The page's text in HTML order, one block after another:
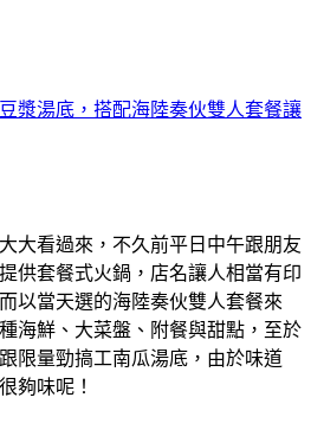
漿湯底，搭配海陸奏伙雙人套餐讓
大看過來，不久前平日中午跟朋友
供套餐式火鍋，店名讓人相當有印
以當天選的海陸奏伙雙人套餐來
海鮮、大菜盤、附餐與甜點，至於
限量勁搞工南瓜湯底，由於味道
夠味呢！